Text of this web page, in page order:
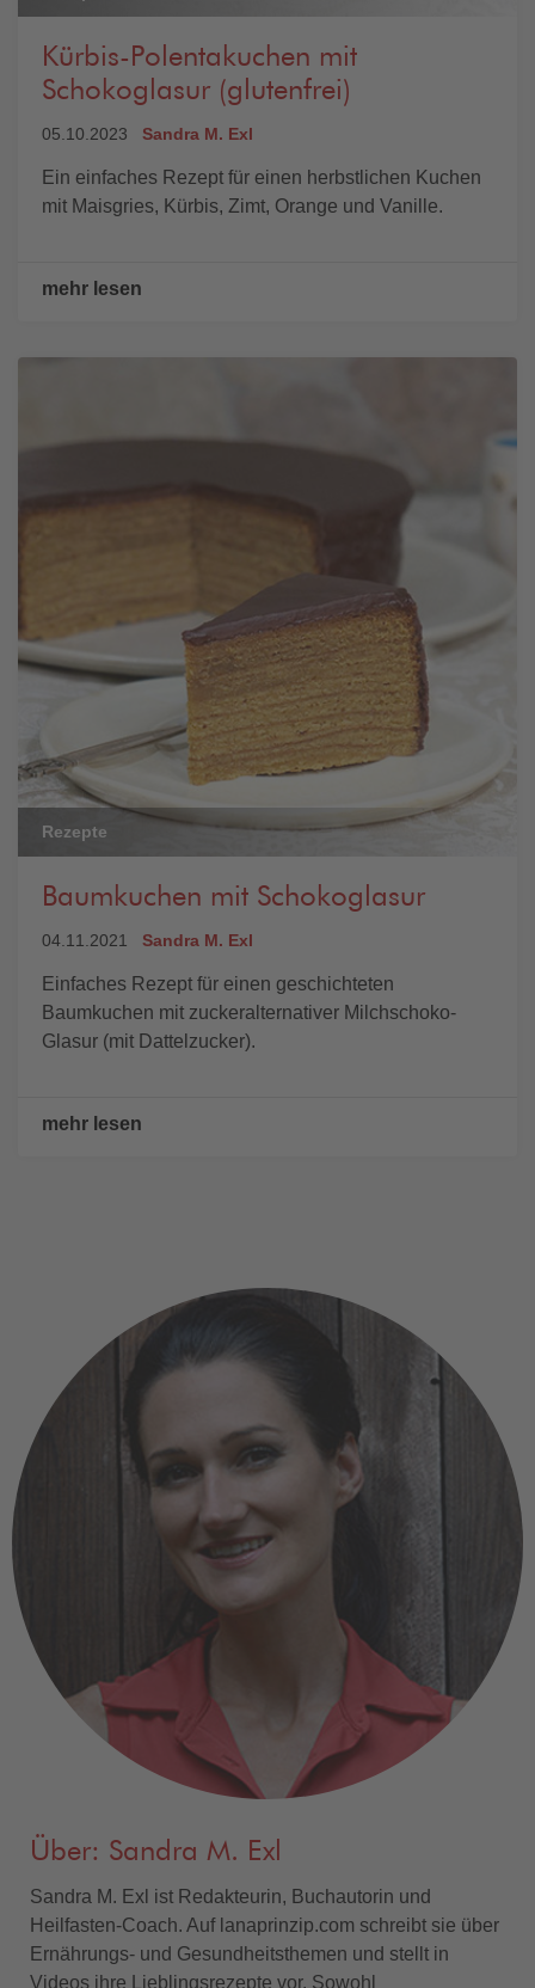
Kürbis-Polentakuchen mit
Schokoglasur (glutenfrei)
05.10.2023 Sandra M. Exl
Ein einfaches Rezept für einen herbstlichen Kuchen
mit Maisgries, Kürbis, Zimt, Orange und Vanille.
mehr lesen
Rezepte
Baumkuchen mit Schokoglasur
04.11.2021 Sandra M. Exl
Einfaches Rezept für einen geschichteten
Baumkuchen mit zuckeralternativer Milchschoko-
Glasur (mit Dattelzucker).
mehr lesen
Über: Sandra M. Exl
Sandra M. Exl ist Redakteurin, Buchautorin und
Heilfasten-Coach. Auf lanaprinzip.com schreibt sie über
Ernährungs- und Gesundheitsthemen und stellt in
Videos ihre Lieblingsrezepte vor. Sowohl